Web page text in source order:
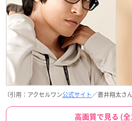
（引用：アクセルワン公式サイト／蒼井翔太さ
高画質で見る (